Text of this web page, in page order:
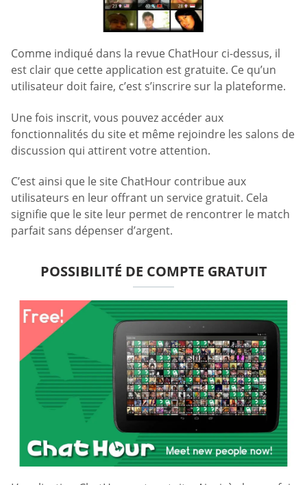
Comme indiqué dans la revue ChatHour ci-dessus, il
est clair que cette application est gratuite. Ce qu’un
utilisateur doit faire, c’est s’inscrire sur la plateforme.
Une fois inscrit, vous pouvez accéder aux
fonctionnalités du site et même rejoindre les salons de
discussion qui attirent votre attention.
C’est ainsi que le site ChatHour contribue aux
utilisateurs en leur offrant un service gratuit. Cela
signifie que le site leur permet de rencontrer le match
parfait sans dépenser d’argent.
POSSIBILITÉ DE COMPTE GRATUIT